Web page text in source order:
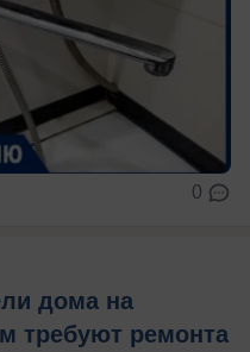
0
дома на
требуют ремонта